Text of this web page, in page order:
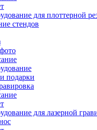
для плоттерной
стендов
подарки
для лазерной